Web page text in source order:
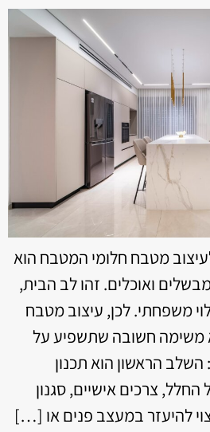
מטבח חלומי המטבח הוא
ואוכלים. זהו לב הבית,
משפחתי. לכן, עיצוב מטבח
משימה חשובה שתשפיע על
השלב הראשון הוא תכנון
צרכים אישיים, סגנון
להיעזר במעצב פנים או […]